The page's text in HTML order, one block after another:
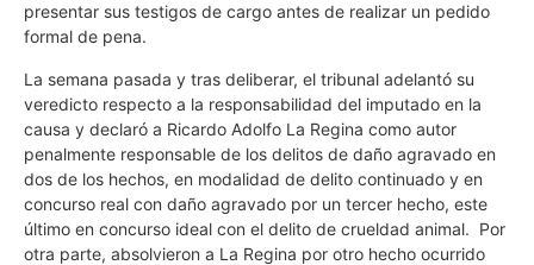
presentar sus testigos de cargo antes de realizar un pedido
formal de pena.
La semana pasada y tras deliberar, el tribunal adelantó su
veredicto respecto a la responsabilidad del imputado en la
causa y declaró a Ricardo Adolfo La Regina como autor
penalmente responsable de los delitos de daño agravado en
dos de los hechos, en modalidad de delito continuado y en
concurso real con daño agravado por un tercer hecho, este
último en concurso ideal con el delito de crueldad animal. Por
otra parte, absolvieron a La Regina por otro hecho ocurrido